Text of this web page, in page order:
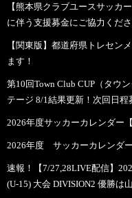
【熊本県クラブユースサッカ
に伴う支援募金にご協力くだ
【関東版】都道府県トレセン
ます！
第10回Town Club CUP（タウ
テージ 8/1結果更新！次回日程
2026年度サッカーカレンダー
2026年度 サッカーカレンダ
速報！【7/27,28LIVE配信】
(U-15) 大会 DIVISION2 優勝は